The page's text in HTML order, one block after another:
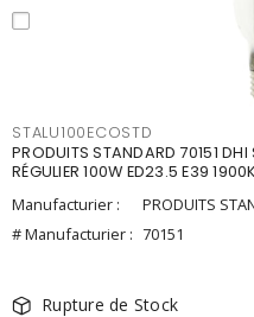
STALU100ECOSTD
PRODUITS STANDARD 70151
RÉGULIER 100W ED23.5 E39
Manufacturier :
PRODUITS
# Manufacturier : 70151
Rupture de Stock